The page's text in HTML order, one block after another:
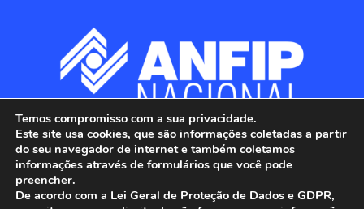
Temos compromisso com a sua privacidade.
Este site usa cookies, que são informações coletadas a partir
do seu navegador de internet e também coletamos
informações através de formulários que você pode
preencher.
De acordo com a Lei Geral de Proteção de Dados e GDPR,